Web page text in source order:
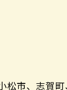
松市、志賀